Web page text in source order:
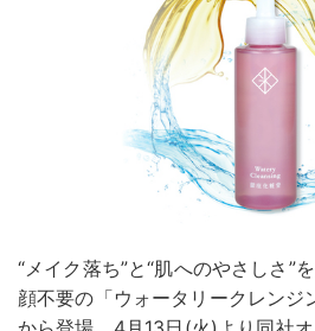
“メイク落ち”と“肌へのやさしさ”
顔不要の「ウォータリークレンジ